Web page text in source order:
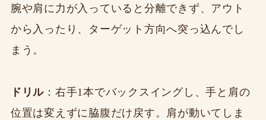
腕や肩に力が入っていると分離できず、アウト
から入ったり、ターゲット方向へ突っ込んでし
まう。
ドリル ：右手1本でバックスイングし、手と肩の
位置は変えずに脇腹だけ戻す。肩が動いてしま